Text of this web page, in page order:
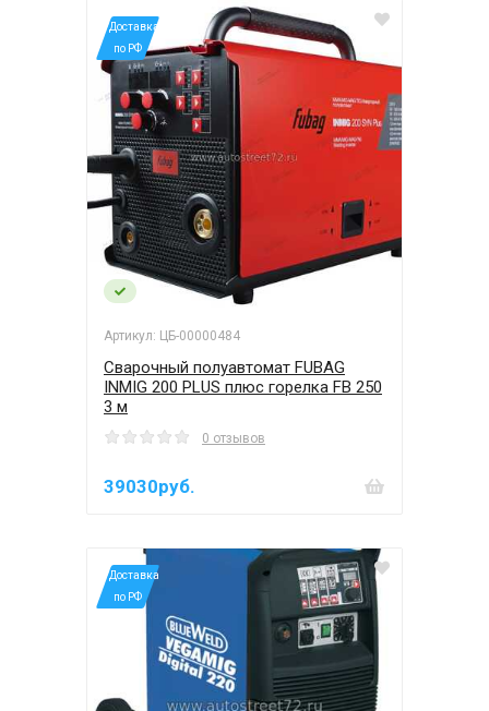
*Доставка
по РФ
Артикул: ЦБ-00000484
Сварочный полуавтомат FUBAG
INMIG 200 PLUS плюс горелка FB 250
3 м
0 отзывов
39030руб.
*Доставка
по РФ